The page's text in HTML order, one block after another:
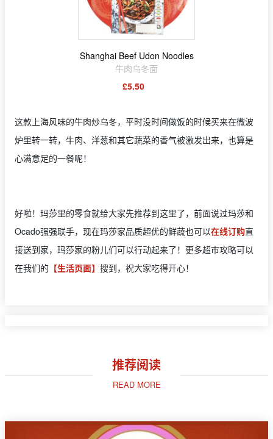
Shanghai Beef Udon Noodles
牛肉乌冬面
£5.50
这款上海风味的牛肉炒乌冬，平时没时间做饭的时候买来在微波
炉里转一转，牛肉、洋葱和其它蔬菜的香气被激发出来，也算是
心满意足的一餐呢！
好啦！玛莎里的零食就给大家先推荐到这里了，前面说过玛莎和
Ocado强强联手，现在玛莎家品质超优的鲜蔬也可以在线订购直
接送到家，玛莎家的粉儿们可以行动起来了！更多超市攻略可以
在我们的 【生活页面】 搜到，祝大家吃得开心！
推荐阅读
READ MORE